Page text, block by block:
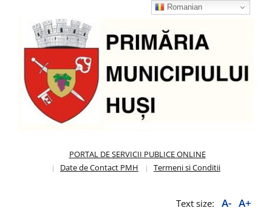
PORTAL DE SERVICII PUBLICE ONLINE
Date de Contact PMH
Termeni si Conditii
Text size: A- A+
Romanian